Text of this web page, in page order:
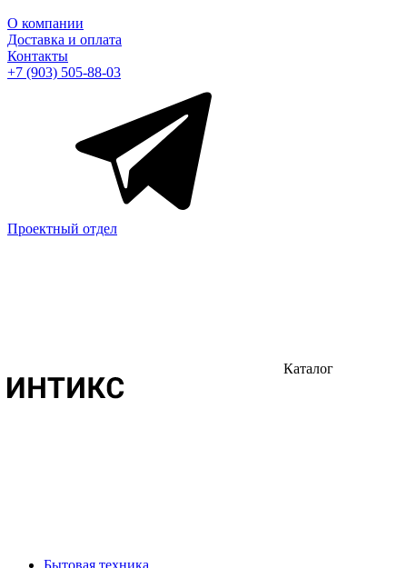
О компании
Доставка и оплата
Контакты
+7 (903) 505-88-03
Проектный отдел
Каталог
Бытовая техника